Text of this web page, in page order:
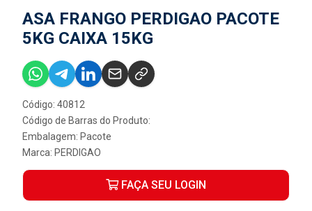
ASA FRANGO PERDIGAO PACOTE
5KG CAIXA 15KG
Código: 40812
Código de Barras do Produto:
Embalagem: Pacote
Marca: PERDIGAO
FAÇA SEU LOGIN